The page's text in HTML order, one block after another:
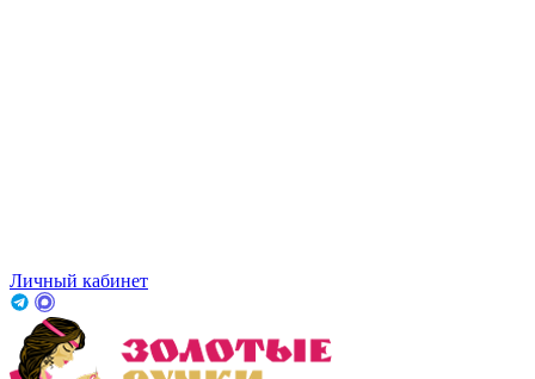
Личный кабинет